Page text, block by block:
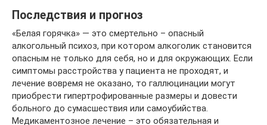
Последствия и прогноз
«Белая горячка» — это смертельно – опасный
алкогольный психоз, при котором алкоголик становится
опасным не только для себя, но и для окружающих. Если
симптомы расстройства у пациента не проходят, и
лечение вовремя не оказано, то галлюцинации могут
приобрести гипертрофированные размеры и довести
больного до сумасшествия или самоубийства.
Медикаментозное лечение – это обязательная и